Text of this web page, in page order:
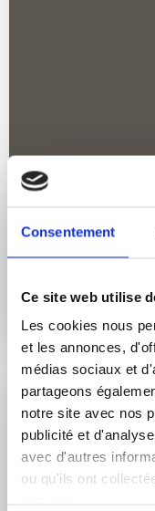
Consentement
Ce site web utilise
Les cookies nous
et les annonces,
médias sociaux et
partageons
notre site avec nos
publicité et
avec d'autres
ou qu'ils ont
Besoin de
PATRIMOINE
19 avril 2019